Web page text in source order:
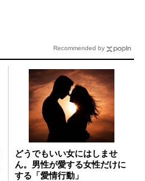
どうでもいい女にはしませ
ん。男性が愛する女性だけに
する「愛情行動」
Recommended by